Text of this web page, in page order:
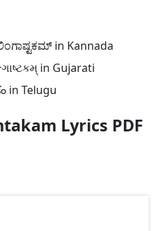
in Kannada
in Gujarati
in Telugu
Lyrics PDF